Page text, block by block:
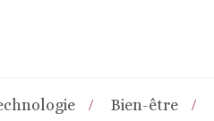
Bien-être